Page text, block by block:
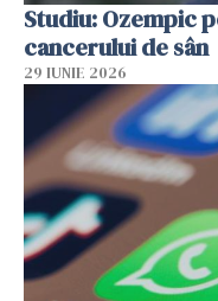
Studiu: Ozempic
cancerului de sân
29 IUNIE 2026